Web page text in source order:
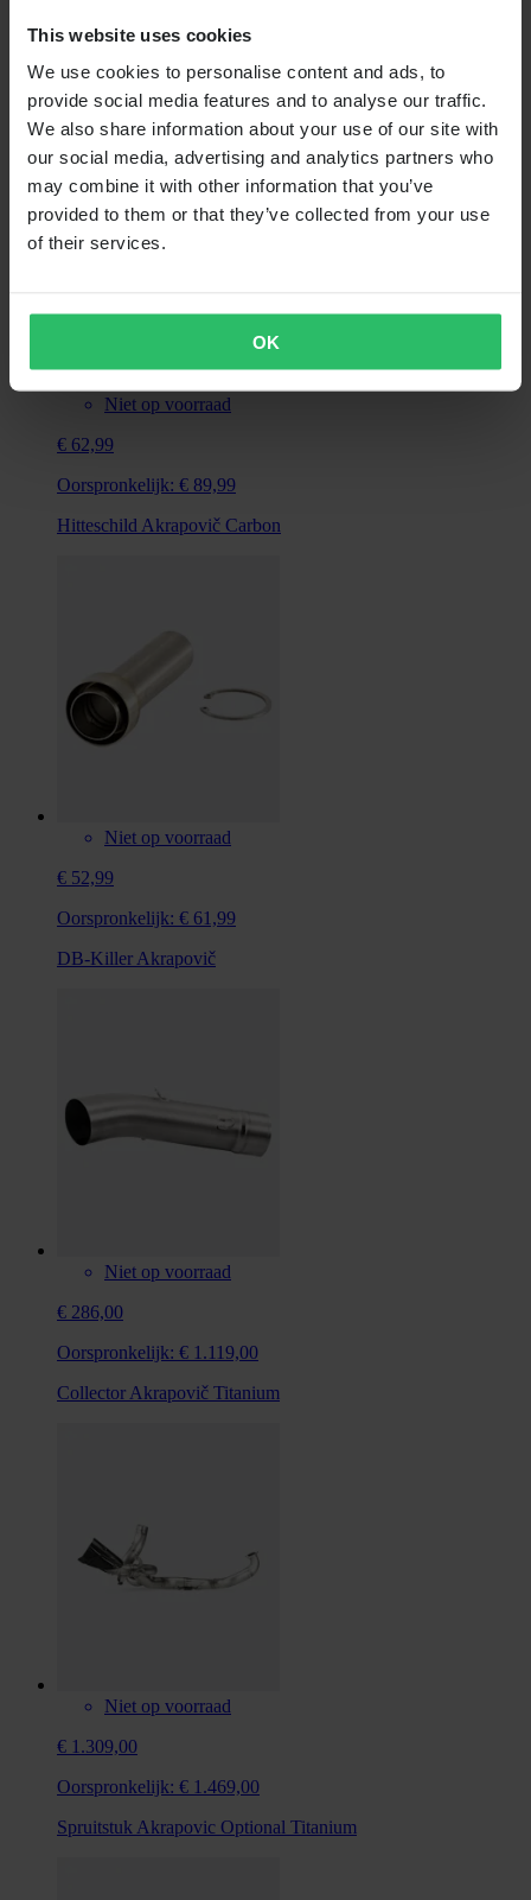
This website uses cookies
We use cookies to personalise content and ads, to
provide social media features and to analyse our traffic.
We also share information about your use of our site with
our social media, advertising and analytics partners who
may combine it with other information that you’ve
provided to them or that they’ve collected from your use
of their services.
OK
Oorspronkelijk: € 972,00
Slip-On Geluiddemper Akrapovič Scooter Line Roestvrij
Staal
Niet op voorraad
€ 62,99
Oorspronkelijk: € 89,99
Hitteschild Akrapovič Carbon
Niet op voorraad
€ 52,99
Oorspronkelijk: € 61,99
DB-Killer Akrapovič
Niet op voorraad
€ 286,00
Oorspronkelijk: € 1.119,00
Collector Akrapovič Titanium
Niet op voorraad
€ 1.309,00
Oorspronkelijk: € 1.469,00
Spruitstuk Akrapovic Optional Titanium